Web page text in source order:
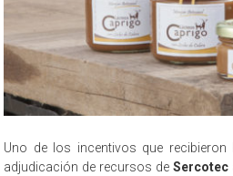
Uno de los incentivos que
adjudicación de recursos de Sercotec